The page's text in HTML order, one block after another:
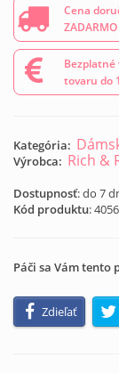
Cena
ZADARMO
tovaru do
Kategória:
Výrobca: Rich &
Dostupnosť: do 7
Kód produktu:
Páči sa Vám tento
Zdieľať